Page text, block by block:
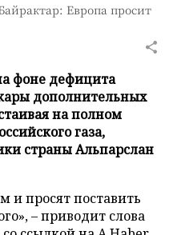
Европа просит
фоне дефицита
дополнительных
на полном
газа,
страны Альпарслан
и просят поставить
– приводит слова